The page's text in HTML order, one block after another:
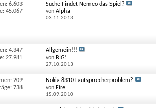
6.603
45.067
Suche Findet Nemeo das Spiel?
von Alpha
03.11.2013
4.347
27.981
Allgemein!!!
von BIG!
27.10.2013
209
738
Nokia 8310 Lautsprrecherproblem?
von Fire
15.09.2010